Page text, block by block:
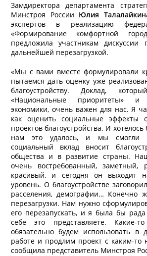
Замдиректора департамента
Минстроя России Юлия
экспертов в реализацию
«Формирование комфортной
предложила участникам дискуссии
дальнейшей перезагрузкой.
«Мы с вами вместе формулировали
пытаемся дать оценку уже
благоустройству. Доклад,
«Национальные приоритеты»
экономики, очень важен для нас. Я
как оценить социальные эффекты
проектов благоустройства. И
нам это удалось, и мы смогли
социальный вклад вносит
общества и в развитие страны.
очень востребованный, заметный,
красивый, и сегодня он выходит
уровень. О благоустройстве
расселения, демографии… Конечно
перезагрузки. Нам нужно
его перезапускать, и я была бы
себе это представляете. Какие-
обязательно будем использовать в
работе и продлим проект с каким-то
сообщила представитель Минстроя